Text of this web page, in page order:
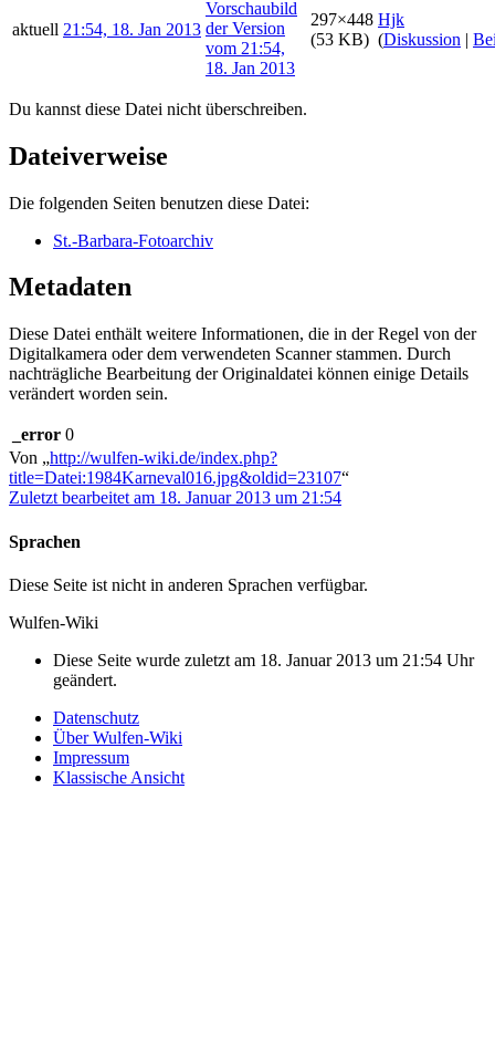
aktuell 21:54, 18. Jan 2013
297×448
(53 KB)
Hjk
(Diskussion |
Du kannst diese Datei nicht überschreiben.
Dateiverweise
Die folgenden Seiten benutzen diese Datei:
St.-Barbara-Fotoarchiv
Metadaten
Diese Datei enthält weitere Informationen, die in der Regel von der
Digitalkamera oder dem verwendeten Scanner stammen. Durch
nachträgliche Bearbeitung der Originaldatei können einige Details
verändert worden sein.
_error 0
Von „http://wulfen-wiki.de/index.php?
title=Datei:1984Karneval016.jpg&oldid=23107“
Zuletzt bearbeitet am 18. Januar 2013 um 21:54
Sprachen
Diese Seite ist nicht in anderen Sprachen verfügbar.
Wulfen-Wiki
Diese Seite wurde zuletzt am 18. Januar 2013 um 21:54 Uhr
geändert.
Datenschutz
Über Wulfen-Wiki
Impressum
Klassische Ansicht